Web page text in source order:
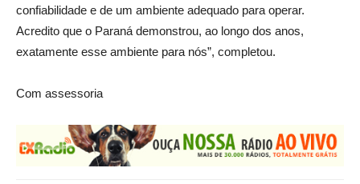
confiabilidade e de um ambiente adequado para operar.
Acredito que o Paraná demonstrou, ao longo dos anos,
exatamente esse ambiente para nós”, completou.
Com assessoria